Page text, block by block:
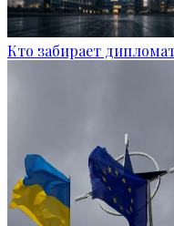
Кто забирает